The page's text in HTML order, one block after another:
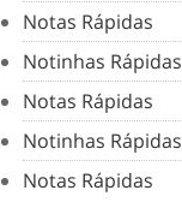
Notas Rápidas
Notinhas Rápidas
Notas Rápidas
Notinhas Rápidas
Notas Rápidas